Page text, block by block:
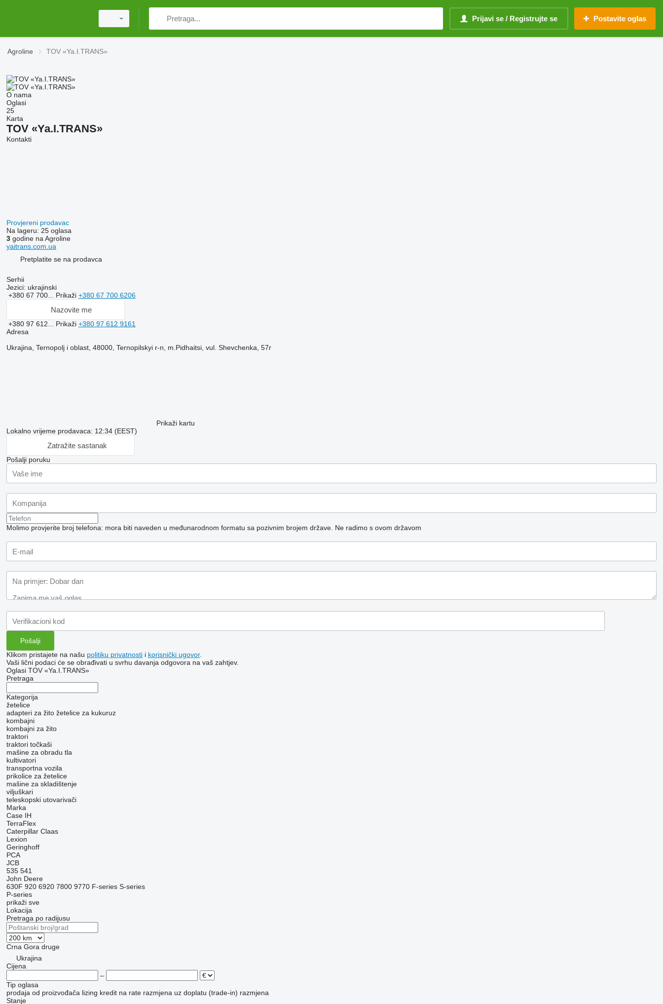
Prijavi se / Registrujte se Postavite oglas
Agroline TOV «Ya.I.TRANS»
O nama
Oglasi
25
Karta
TOV «Ya.I.TRANS»
Kontakti
Provjereni prodavac
Na lageru: 25 oglasa
3godine na Agroline
yaitrans.com.ua
Pretplatite se na prodavca
Serhii
Jezici: ukrajinski
+380 67 700... Prikaži +380 67 700 6206
Nazovite me
+380 97 612... Prikaži +380 97 612 9161
Adresa
Ukrajina, Ternopolj i oblast, 48000, Ternopilskyi r-n, m.Pidhaitsi, vul. Shevchenka, 57r
Prikaži kartu
Lokalno vrijeme prodavaca: 12:34 (EEST)
Zatražite sastanak
Pošalji poruku
Molimo provjerite broj telefona: mora biti naveden u međunarodnom formatu sa pozivnim brojem države. Ne radimo s ovom državom
Klikom pristajete na našu politiku privatnostii korisnički ugovor.
Vaši lični podaci će se obrađivati ​​u svrhu davanja odgovora na vaš zahtjev.
Oglasi TOV «Ya.I.TRANS»
Pretraga
Kategorija
žetelice
adapteri za žito žetelice za kukuruz
kombajni
kombajni za žito
traktori
traktori točkaši
mašine za obradu tla
kultivatori
transportna vozila
prikolice za žetelice
mašine za skladištenje
viljuškari
teleskopski utovarivači
Marka
Case IH
TerraFlex
Caterpillar Claas
Lexion
Geringhoff
PCA
JCB
535 541
John Deere
630F 920 6920 7800 9770 F-series S-series
P-series
prikaži sve
Lokacija
Pretraga po radijusu
Crna Gora druge
Ukrajina
Cijena
–
Tip oglasa
prodaja od proizvođača lizing kredit na rate razmjena uz doplatu (trade-in) razmjena
Stanje